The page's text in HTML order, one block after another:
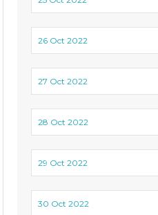
26 Oct 2022
27 Oct 2022
28 Oct 2022
29 Oct 2022
30 Oct 2022